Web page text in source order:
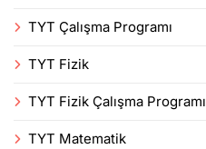
TYT Çalışma Programı
TYT Fizik
TYT Fizik Çalışma Programı
TYT Matematik